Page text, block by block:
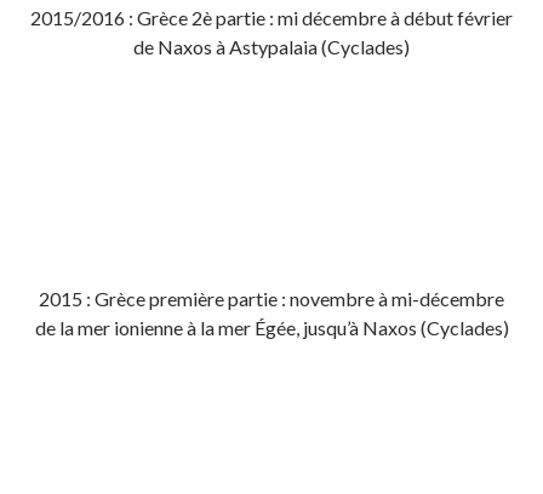
2015/2016 : Grèce 2è partie : mi décembre à début février
de Naxos à Astypalaia (Cyclades)
2015 : Grèce première partie : novembre à mi-décembre
de la mer ionienne à la mer Égée, jusqu’à Naxos (Cyclades)